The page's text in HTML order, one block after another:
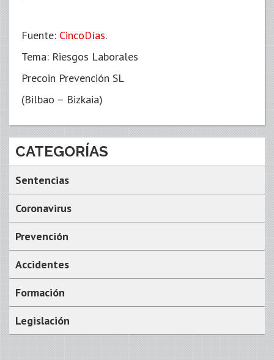
Fuente: CincoDías.
Tema: Riesgos Laborales
Precoin Prevención SL
(Bilbao – Bizkaia)
CATEGORÍAS
Sentencias
Coronavirus
Prevención
Accidentes
Formación
Legislación